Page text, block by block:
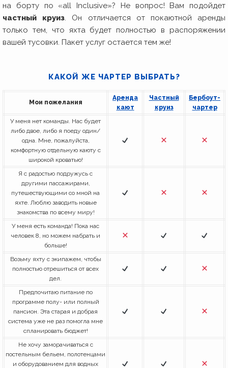
на борту по «all Inclusive»? Не вопрос! Вам подойдет
частный круиз. Он отличается от покаютной аренды
только тем, что яхта будет полностью в распоряжении
вашей тусовки. Пакет услуг остается тем же!
КАКОЙ ЖЕ ЧАРТЕР ВЫБРАТЬ?
Мои пожелания
Аренда
кают
Частный
круиз
Бербоут-
чартер
У меня нет команды. Нас будет
либо двое, либо я поеду один/
одна. Мне, пожалуйста,
комфортную отдельную каюту с
широкой кроватью!
Я с радостью подружусь с
другими пассажирами,
путешествующими со мной на
яхте. Люблю заводить новые
знакомства по всему миру!
У меня есть команда! Пока нас
человек 8, но можем набрать и
больше!
Возьму яхту с экипажем, чтобы
полностью отрешиться от всех
дел.
Предпочитаю питание по
программе полу- или полный
пансион. Эта старая и добрая
система уже не раз помогла мне
спланировать бюджет!
Не хочу заморачиваться с
постельным бельем, полотенцами
и оборудованием для водных